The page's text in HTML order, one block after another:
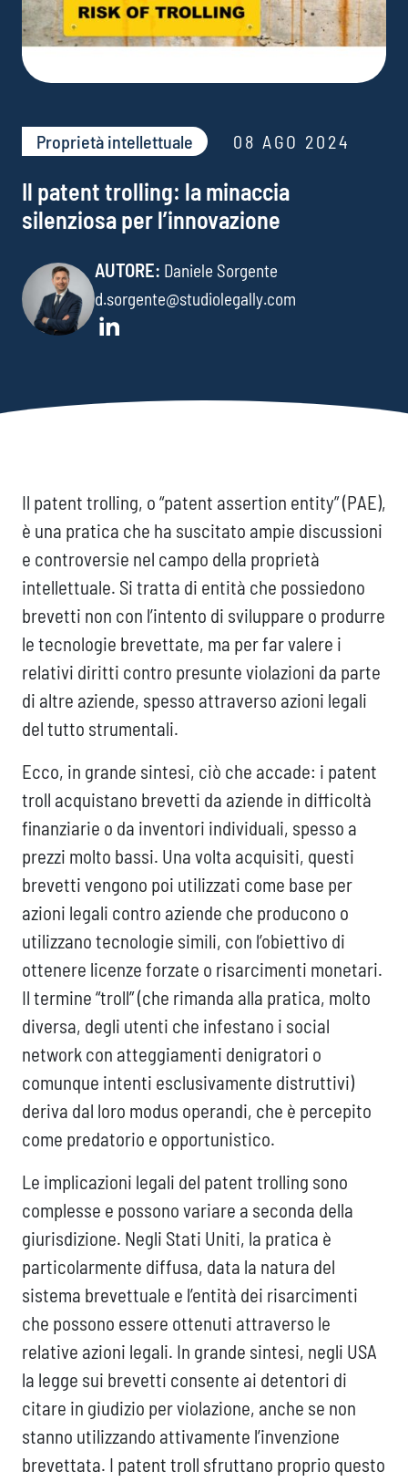
Proprietà intellettuale 08 AGO 2024
Il patent trolling: la minaccia
silenziosa per l’innovazione
AUTORE: Daniele Sorgente
d.sorgente@studiolegally.com
Il patent trolling, o “patent assertion entity” (PAE),
è una pratica che ha suscitato ampie discussioni
e controversie nel campo della proprietà
intellettuale. Si tratta di entità che possiedono
brevetti non con l’intento di sviluppare o produrre
le tecnologie brevettate, ma per far valere i
relativi diritti contro presunte violazioni da parte
di altre aziende, spesso attraverso azioni legali
del tutto strumentali.
Ecco, in grande sintesi, ciò che accade: i patent
troll acquistano brevetti da aziende in difficoltà
finanziarie o da inventori individuali, spesso a
prezzi molto bassi. Una volta acquisiti, questi
brevetti vengono poi utilizzati come base per
azioni legali contro aziende che producono o
utilizzano tecnologie simili, con l’obiettivo di
ottenere licenze forzate o risarcimenti monetari.
Il termine “troll” (che rimanda alla pratica, molto
diversa, degli utenti che infestano i social
network con atteggiamenti denigratori o
comunque intenti esclusivamente distruttivi)
deriva dal loro modus operandi, che è percepito
come predatorio e opportunistico.
Le implicazioni legali del patent trolling sono
complesse e possono variare a seconda della
giurisdizione. Negli Stati Uniti, la pratica è
particolarmente diffusa, data la natura del
sistema brevettuale e l’entità dei risarcimenti
che possono essere ottenuti attraverso le
relative azioni legali. In grande sintesi, negli USA
la legge sui brevetti consente ai detentori di
citare in giudizio per violazione, anche se non
stanno utilizzando attivamente l’invenzione
brevettata. I patent troll sfruttano proprio questo